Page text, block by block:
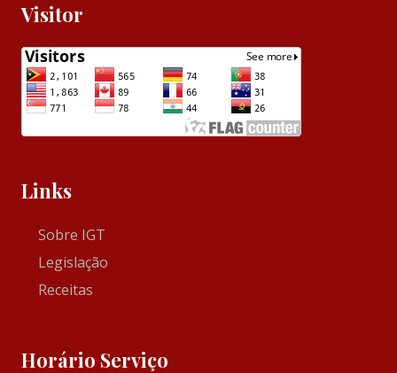
Visitor
Links
Sobre IGT
Legislação
Receitas
Horário Serviço